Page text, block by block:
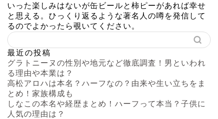
いった楽しみはないが缶ビールと柿ピーがあれば幸せ
と思える。ひっくり返るような著名人の噂を発信して
るのでよかったら覗いてください。
最近の投稿
グラトニーヌの性別や地元など徹底調査！男といわれ
る理由や本業は？
高松アロハは本名？ハーフなの？由来や生い立ちをま
とめ！家族構成も
しなこの本名や経歴まとめ！ハーフって本当？子供に
人気の理由は？